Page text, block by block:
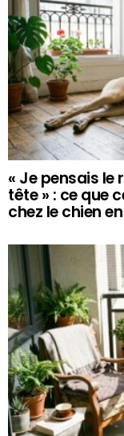
« Je pensais
tête » : ce que
chez le chien